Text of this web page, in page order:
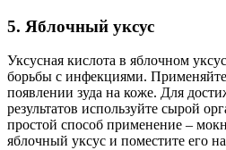
5. Яблочный уксус
Уксусная кислота в яблочном
борьбы с инфекциями.
появлении зуда на коже. Для
результатов используйте сырой
простой способ применение –
яблочный уксус и поместите его